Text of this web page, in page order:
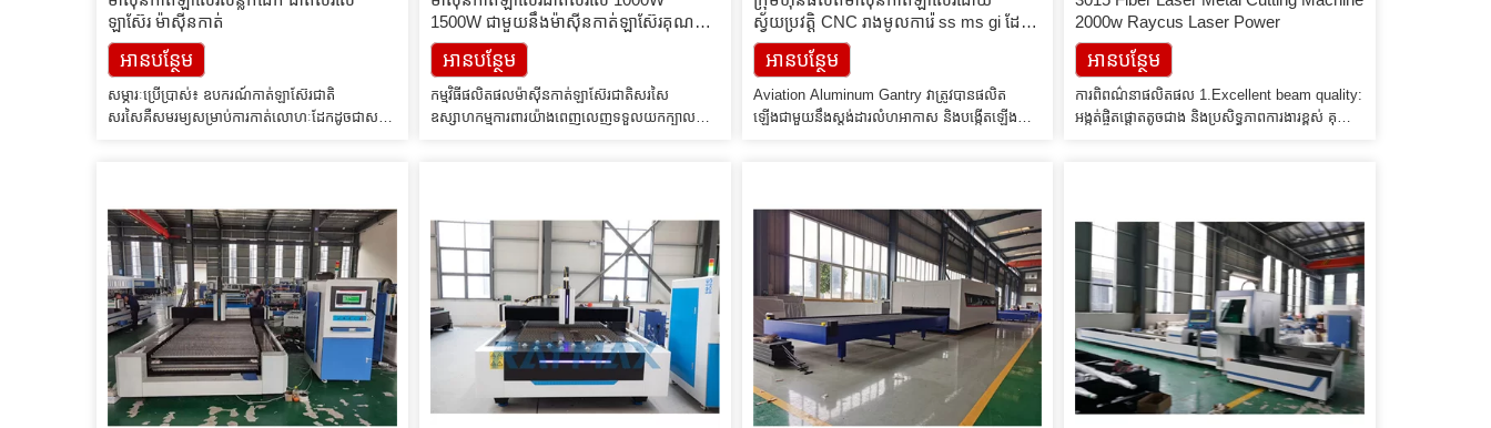
1500W ជាមួយនឹងម៉ាស៊ីនកាត់ឡាស៊ែរគុណ
ភាពខ្ពស់
អាន​បន្ថែម
កម្មវិធីផលិតផលម៉ាស៊ីនកាត់ឡាស៊ែរជាតិសរសៃ
ឧស្សាហកម្មការពារយ៉ាងពេញលេញទទួលយកក្បាលកាត់
សីតុណ្ហភាព 600 ដឺក្រេដើម្បីធានាថា ថាមិនមានការខូច
ទ្រង់ទ្រាយ, racks និងតារាងវេទិកាពីរអាលុយមីញ៉ូម,
[…]
ស្វ័យប្រវត្តិ CNC រាងមូលការ៉េ ss ms gi ដែក
ដែកអ៊ីណុក ម៉ាស៊ីនកាត់បំពង់ឡាស៊ែរ
អាន​បន្ថែម
Aviation Aluminum Gantry វាត្រូវបានផលិត
ឡើងជាមួយនឹងស្តង់ដារលំហអាកាស និងបង្កើតឡើង
អាលុយមីញ៉ូអាកាសចរណ៍មានគុណសម្បត្តិជាច្រើនដូចជា
ភាពរឹងល្អ ទម្ងន់ស្រាល ធន់នឹងច្រេះ ប្រឆាំងអុកស៊ីតកម្ម
ដង់ស៊ីតេទាប និងបង្កើនដំណើរការយ៉ាងច្រើន […]
2000w Raycus Laser Power
អាន​បន្ថែម
ការពិពណ៌នាផលិតផល 1.Excellent beam quality:
អង្កត់ផ្ចិតផ្តោតតូចជាង និងប្រសិទ្ធភាពការងារខ្ពស់ គុណ
ម៉ោង; 4. ប្រសិទ្ធភាពខ្ពស់សម្រាប់ការបំប្លែង
photoelectric: ប្រៀបធៀបជាមួយម៉ាស៊ីនកាត់ឡាស៊ែរ
CO2 ជាតិសរសៃ […]
ឡាស៊ែរ ម៉ាស៊ីនកាត់
អាន​បន្ថែម
សម្ភារៈប្រើប្រាស់៖ ឧបករណ៍កាត់ឡាស៊ែរជាតិ
សរសៃគឺសមរម្យសម្រាប់ការកាត់លោហៈដែកដូចជាសន្លឹក
អលង្ការ គ្រឿងផ្ទះបាយ តួ និងទូ បំពង់ដែក ចង្កៀង
និងគោម គ្រឿងដែក គ្រឿងរឹង គ្រឿងម៉ាស៊ីន គ្រឿង
បន្លាស់រថយន្ត ជណ្តើរយន្ត […]